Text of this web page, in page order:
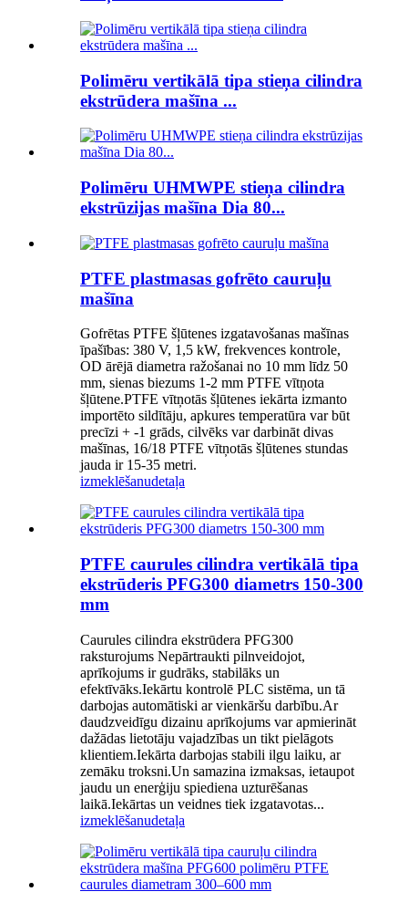
Polimēru vertikālā tipa stieņa cilindra
ekstrūdera mašīna ...
Polimēru UHMWPE stieņa cilindra
ekstrūzijas mašīna Dia 80...
PTFE plastmasas gofrēto cauruļu
mašīna
Gofrētas PTFE šļūtenes izgatavošanas mašīnas
īpašības: 380 V, 1,5 kW, frekvences kontrole,
OD ārējā diametra ražošanai no 10 mm līdz 50
mm, sienas biezums 1-2 mm PTFE vītņota
šļūtene.PTFE vītņotās šļūtenes iekārta izmanto
importēto sildītāju, apkures temperatūra var būt
precīzi + -1 grāds, cilvēks var darbināt divas
mašīnas, 16/18 PTFE vītņotās šļūtenes stundas
jauda ir 15-35 metri.
izmeklēšanudetaļa
PTFE caurules cilindra vertikālā tipa
ekstrūderis PFG300 diametrs 150-300
mm
Caurules cilindra ekstrūdera PFG300
raksturojums Nepārtraukti pilnveidojot,
aprīkojums ir gudrāks, stabilāks un
efektīvāks.Iekārtu kontrolē PLC sistēma, un tā
darbojas automātiski ar vienkāršu darbību.Ar
daudzveidīgu dizainu aprīkojums var apmierināt
dažādas lietotāju vajadzības un tikt pielāgots
klientiem.Iekārta darbojas stabili ilgu laiku, ar
zemāku troksni.Un samazina izmaksas, ietaupot
jaudu un enerģiju spiediena uzturēšanas
laikā.Iekārtas un veidnes tiek izgatavotas...
izmeklēšanudetaļa